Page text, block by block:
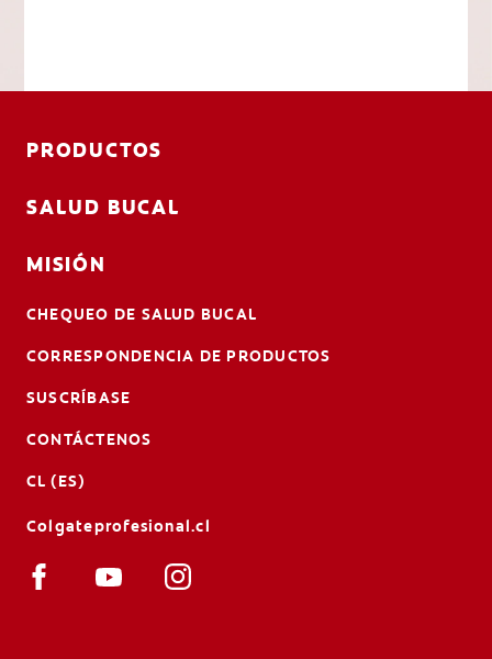
PRODUCTOS
SALUD BUCAL
MISIÓN
CHEQUEO DE SALUD BUCAL
CORRESPONDENCIA DE PRODUCTOS
SUSCRÍBASE
CONTÁCTENOS
CL (ES)
Colgateprofesional.cl